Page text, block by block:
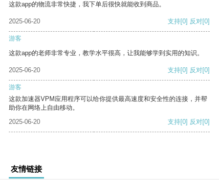
这款app的物流非常快捷，我下单后很快就能收到商品。
2025-06-20 支持[0] 反对[0]
游客
这款app的老师非常专业，教学水平很高，让我能够学到实用的知识。
2025-06-20 支持[0] 反对[0]
游客
这款加速器VPM应用程序可以给你提供最高速度和安全性的连接，并帮
助你在网络上自由移动。
2025-06-20
支持[0] 反对[0]
友情链接